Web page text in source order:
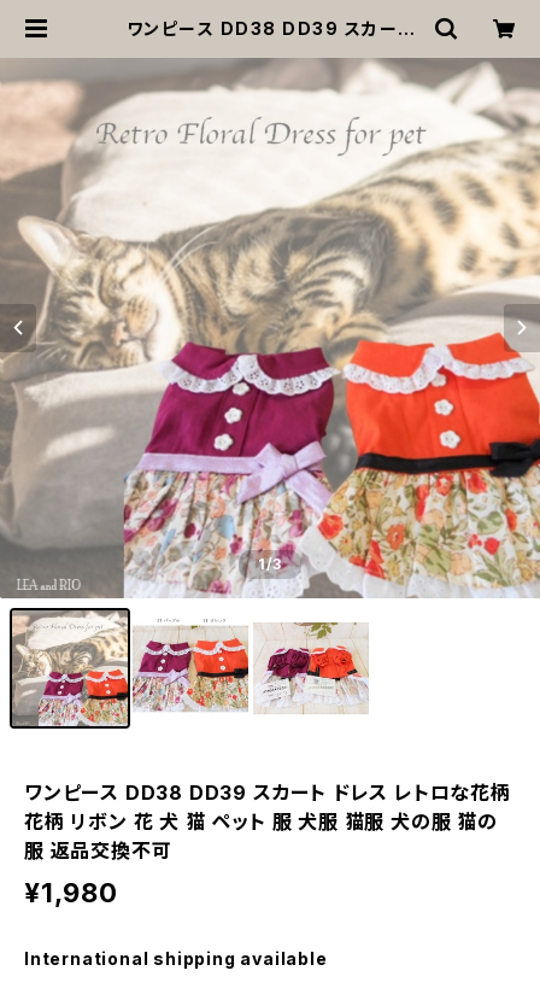
ワンピース DD38 DD39 スカート
犬 猫 ペット 服 犬服 猫服 犬の服 猫
の服 返品交換不可 | MOANA
1/3
ワンピース DD38 DD39 スカート ドレス レトロな花柄
花柄 リボン 花 犬 猫 ペット 服 犬服 猫服 犬の服 猫の
服 返品交換不可
¥1,980
International shipping available